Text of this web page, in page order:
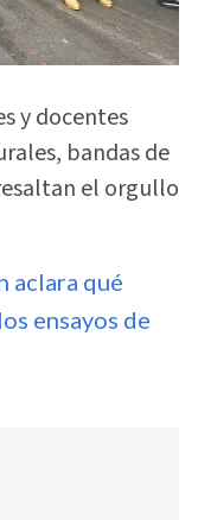
y docentes
bandas de
el orgullo
aclara qué
ensayos de